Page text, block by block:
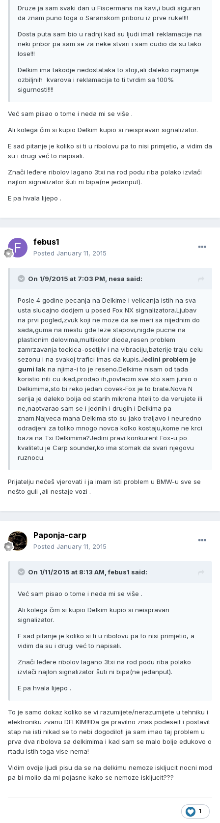
Druze ja sam svaki dan u Fiscermans na kavi,i budi siguran
da znam puno toga o Saranskom priboru iz prve ruke!!!!
Dosta puta sam bio u radnji kad su ljudi imali reklamacije na
neki pribor pa sam se za neke stvari i sam cudio da su tako
lose!!!
Delkim ima takodje nedostataka to stoji,ali daleko najmanje
ozbiljnih kvarova i reklamacija to ti tvrdim sa 100%
sigurnosti!!!!
Već sam pisao o tome i neda mi se više .
Ali kolega čim si kupio Delkim kupio si neispravan signalizator.
E sad pitanje je koliko si ti u ribolovu pa to nisi primjetio, a vidim da
su i drugi već to napisali.
Znači leđere ribolov lagano 3txi na rod podu riba polako izvlači
najlon signalizator šuti ni bipa(ne jedanput).
E pa hvala lijepo .
febus1
Posted January 11, 2015
On 1/9/2015 at 7:03 PM, nesa said:
Posle 4 godine pecanja na Delkime i velicanja istih na sva
usta slucajno dodjem u posed Fox NX signalizatora.Ljubav
na prvi pogled,zvuk koji ne moze da se meri sa nijednim do
sada,guma na mestu gde leze stapovi,nigde pucne na
plasticnim delovima,multikolor dioda,resen problem
zamrzavanja tockica-osetljiv i na vibraciju,baterije traju celu
sezonu i na svakoj trafici imas da kupis.Jedini problem je
gumi lak na njima-i to je reseno.Delkime nisam od tada
koristio niti cu ikad,prodao ih,povlacim sve sto sam junio o
Delkimima,sto bi reko jedan covek-Fox je to brate.Nova N
serija je daleko bolja od starih mikrona hteli to da verujete ili
ne,naotvarao sam se i jednih i drugih i Delkima pa
znam.Najveca mana Delkima sto su jako traljavo i neuredno
odradjeni za toliko mnogo novca kolko kostaju,kome ne krci
baza na Txi Delkimima?Jedini pravi konkurent Fox-u po
kvalitetu je Carp sounder,ko ima stomak da svari njegovu
ruznocu.
Prijatelju nećeš vjerovati i ja imam isti problem u BMW-u sve se
nešto guli ,ali nestaje vozi .
Paponja-carp
Posted January 11, 2015
On 1/11/2015 at 8:13 AM, febus1 said:
Već sam pisao o tome i neda mi se više .
Ali kolega čim si kupio Delkim kupio si neispravan
signalizator.
E sad pitanje je koliko si ti u ribolovu pa to nisi primjetio, a
vidim da su i drugi već to napisali.
Znači leđere ribolov lagano 3txi na rod podu riba polako
izvlači najlon signalizator šuti ni bipa(ne jedanput).
E pa hvala lijepo .
To je samo dokaz koliko se vi razumijete/nerazumijete u tehniku i
elektroniku zvanu DELKIM!!!Da ga pravilno znas podeseit i postavit
stap na isti nikad se to nebi dogodilo!I ja sam imao taj problem u
prva dva ribolova sa delkimima i kad sam se malo bolje edukovo o
rtadu istih toga vise nema!
Vidim ovdje ljudi pisu da se na delkimu nemoze iskljucit nocni mod
pa bi molio da mi pojasne kako se nemoze iskljucit???
1